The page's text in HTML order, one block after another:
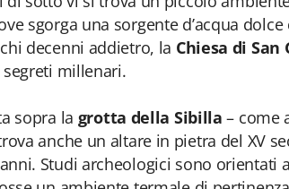
sgorga una sorgente d’acqua
decenni addietro, la Chiesa di San
millenari.
sopra la grotta della Sibilla – come
anche un altare in pietra del XV
Studi archeologici sono orientati